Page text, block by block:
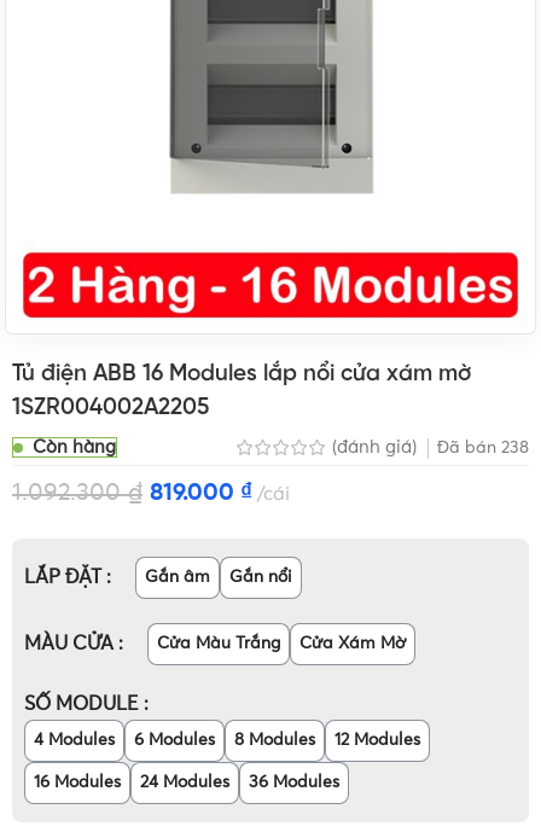
Tủ điện ABB 16 Modules lắp nổi cửa xám mờ
1SZR004002A2205
Còn hàng (đánh giá) Đã bán 238
1.092.300₫ 819.000 ₫ cái
LẮP ĐẶT Gắn âm Gắn nổi
MÀU CỬA Cửa Màu Trắng Cửa Xám Mờ
SỐ MODULE
4 Modules 6 Modules 8 Modules 12 Modules
16 Modules 24 Modules 36 Modules